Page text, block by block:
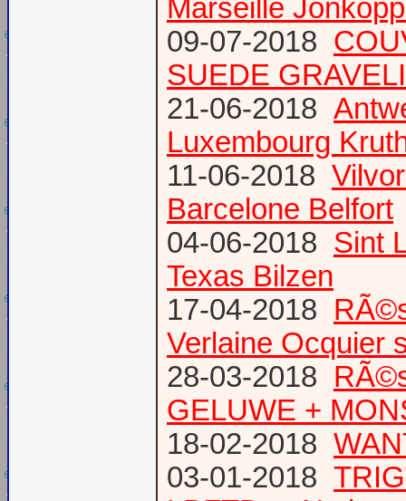
Marseille
09-07-2018
SUEDE
21-06-2018
Luxembourg
11-06-2018
Barcelone Belfort
04-06-2018 Sint
Texas Bilzen
17-04-2018
Verlaine Ocquier
28-03-2018
GELUWE +
18-02-2018
03-01-2018